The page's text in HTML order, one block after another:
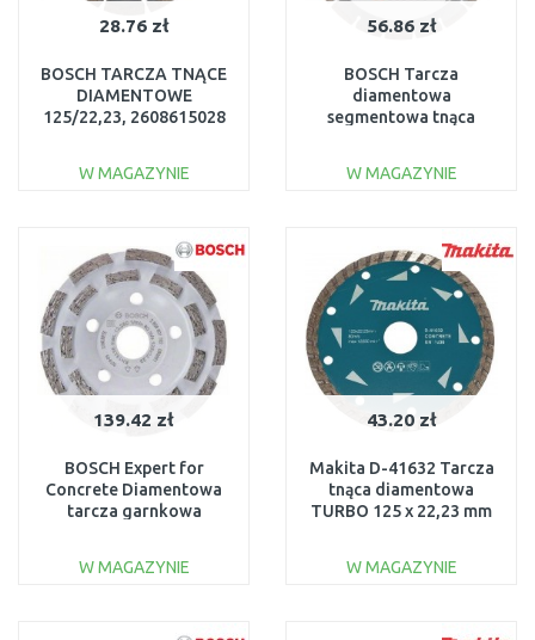
28.76 zł
BOSCH TARCZA TNĄCE
DIAMENTOWE
125/22,23, 2608615028
W MAGAZYNIE
Do porównania
56.86 zł
BOSCH Tarcza
diamentowa
segmentowa tnąca
W MAGAZYNIE
Do porównania
139.42 zł
BOSCH Expert for
Concrete Diamentowa
tarcza garnkowa
2608601762
W MAGAZYNIE
43.20 zł
Makita D-41632 Tarcza
tnąca diamentowa
TURBO 125 x 22,23 mm
W MAGAZYNIE